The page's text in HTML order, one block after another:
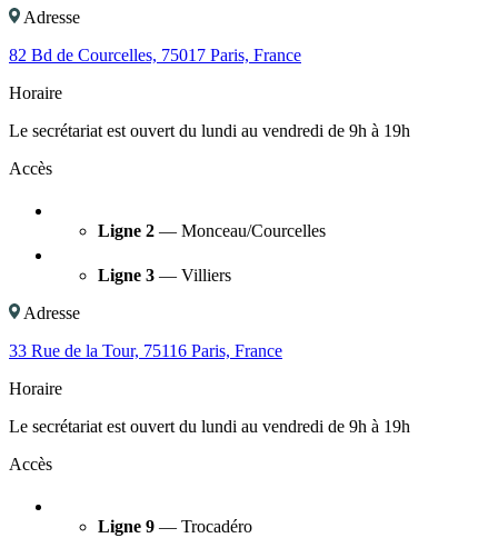
Adresse
82 Bd de Courcelles, 75017 Paris, France
Horaire
Le secrétariat est ouvert du lundi au vendredi de 9h à 19h
Accès
Ligne 2 — Monceau/Courcelles
Ligne 3 — Villiers
Adresse
33 Rue de la Tour, 75116 Paris, France
Horaire
Le secrétariat est ouvert du lundi au vendredi de 9h à 19h
Accès
Ligne 9 — Trocadéro